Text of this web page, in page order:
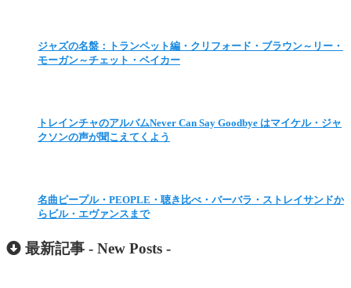
ジャズの名盤：トランペット編・クリフォード・ブラウン～リー・
モーガン～チェット・ベイカー
トレインチャのアルバムNever Can Say Goodbye はマイケル・ジャ
クソンの声が聞こえてくよう
名曲ピープル・PEOPLE・聴き比べ・バーバラ・ストレイサンドか
らビル・エヴァンスまで
最新記事 - New Posts -